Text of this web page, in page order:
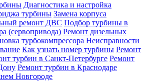
Диагностика и настройка
турбины Замена корпуса
ремонт ДВС Подбор турбины в
(сервопривода) Ремонт дизельных
турбокомпрессора Неисправности
Как узнать номер турбины Ремонт
турбин в Санкт-Петербурге Ремонт
Ремонт турбин в Краснодаре
Новгороде